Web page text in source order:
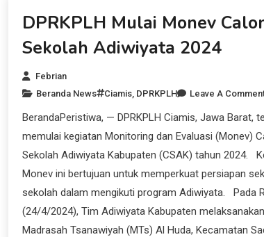
DPRKPLH Mulai Monev
Sekolah Adiwiyata 2024
Febrian
Beranda News
Ciamis, DPRKPLH Leave A
BerandaPeristiwa, — DPRKPLH Ciamis, Jawa Barat,
memulai kegiatan Monitoring dan Evaluasi (Monev)
Sekolah Adiwiyata Kabupaten (CSAK) tahun 2024.
Monev ini bertujuan untuk memperkuat persiapan
sekolah dalam mengikuti program Adiwiyata. Pada
(24/4/2024), Tim Adiwiyata Kabupaten
Madrasah Tsanawiyah (MTs) Al Huda, Kecamatan